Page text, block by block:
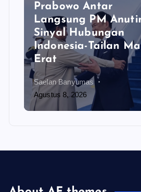
Prabowo Antar
Langsung PM
Sinyal Hubungan
Indonesia-Tailan
Erat
Saelan Banyumas
Agustus 8, 2026